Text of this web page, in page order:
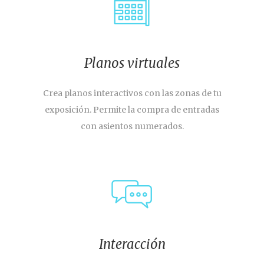
Planos virtuales
Crea planos interactivos con las zonas de tu
exposición. Permite la compra de entradas
con asientos numerados.
Interacción